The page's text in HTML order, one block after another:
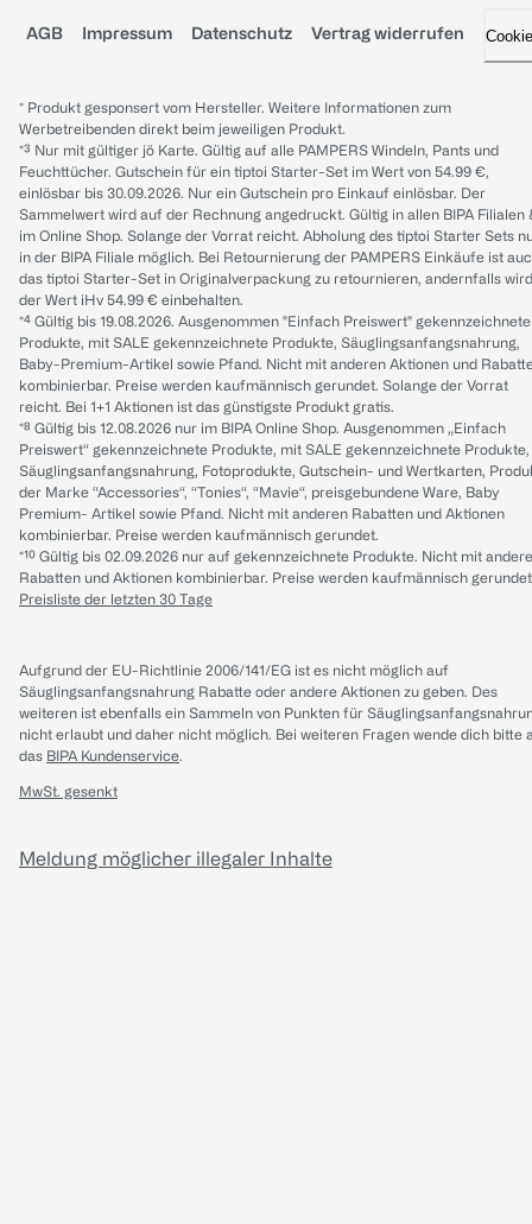
AGB Impressum Datenschutz Vertrag widerrufen
* Produkt gesponsert vom Hersteller. Weitere Informationen zum
Werbetreibenden direkt beim jeweiligen Produkt.
*³ Nur mit gültiger jö Karte. Gültig auf alle PAMPERS Windeln, Pants und
Feuchttücher. Gutschein für ein tiptoi Starter-Set im Wert von 54.99 €,
einlösbar bis 30.09.2026. Nur ein Gutschein pro Einkauf einlösbar. Der
Sammelwert wird auf der Rechnung angedruckt. Gültig in allen BIPA Filialen
im Online Shop. Solange der Vorrat reicht. Abholung des tiptoi Starter Sets
in der BIPA Filiale möglich. Bei Retournierung der PAMPERS Einkäufe ist
das tiptoi Starter-Set in Originalverpackung zu retournieren, andernfalls wird
der Wert iHv 54.99 € einbehalten.
*⁴ Gültig bis 19.08.2026. Ausgenommen "Einfach Preiswert" gekennzeichnete
Produkte, mit SALE gekennzeichnete Produkte, Säuglingsanfangsnahrung,
Baby-Premium-Artikel sowie Pfand. Nicht mit anderen Aktionen und
kombinierbar. Preise werden kaufmännisch gerundet. Solange der Vorrat
reicht. Bei 1+1 Aktionen ist das günstigste Produkt gratis.
*⁸ Gültig bis 12.08.2026 nur im BIPA Online Shop. Ausgenommen „Einfach
Preiswert“ gekennzeichnete Produkte, mit SALE gekennzeichnete Produkte,
Säuglingsanfangsnahrung, Fotoprodukte, Gutschein- und Wertkarten,
der Marke “Accessories“, “Tonies“, “Mavie“, preisgebundene Ware, Baby
Premium- Artikel sowie Pfand. Nicht mit anderen Rabatten und Aktionen
kombinierbar. Preise werden kaufmännisch gerundet.
*¹⁰ Gültig bis 02.09.2026 nur auf gekennzeichnete Produkte. Nicht mit
Rabatten und Aktionen kombinierbar. Preise werden kaufmännisch
Preisliste der letzten 30 Tage
Aufgrund der EU-Richtlinie 2006/141/EG ist es nicht möglich auf
Säuglingsanfangsnahrung Rabatte oder andere Aktionen zu geben. Des
weiteren ist ebenfalls ein Sammeln von Punkten für
nicht erlaubt und daher nicht möglich. Bei weiteren Fragen wende dich bitte
das BIPA Kundenservice.
MwSt. gesenkt
Meldung möglicher illegaler Inhalte